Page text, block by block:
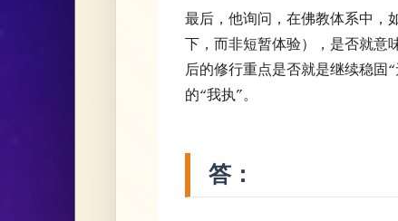
最后，他询问，在佛教体系中，
下，而非短暂体验），是否就意
后的修行重点是否就是继续稳固
的“我执”。
答：